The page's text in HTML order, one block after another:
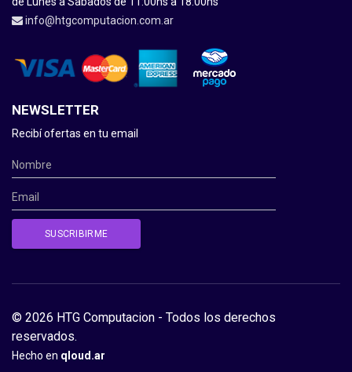
info@htgcomputacion.com.ar
NEWSLETTER
Recibí ofertas en tu email
© 2026 HTG Computacion - Todos los derechos
reservados.
Hecho en qloud.ar